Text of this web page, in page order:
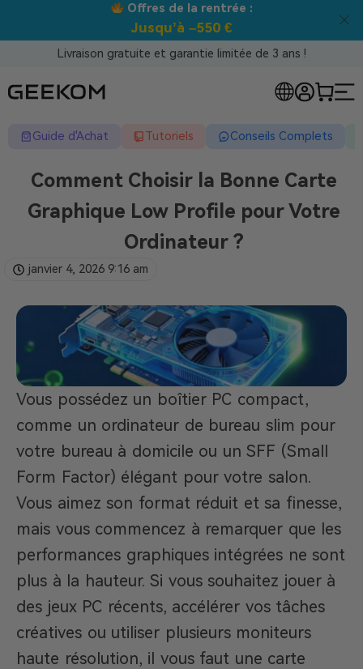
Meilleur prix garanti
Livraison gratuite et garantie limitée de 3 ans !
Guide d'Achat Tutoriels Conseils Complets
Comment Choisir la Bonne Carte
Graphique Low Profile pour Votre
Ordinateur ?
janvier 4, 2026 9:16 am
Vous possédez un boîtier PC compact,
comme un ordinateur de bureau slim pour
votre bureau à domicile ou un SFF (Small
Form Factor) élégant pour votre salon.
Vous aimez son format réduit et sa finesse,
mais vous commencez à remarquer que les
performances graphiques intégrées ne sont
plus à la hauteur. Si vous souhaitez jouer à
des jeux PC récents, accélérer vos tâches
créatives ou utiliser plusieurs moniteurs
haute résolution, il vous faut une carte